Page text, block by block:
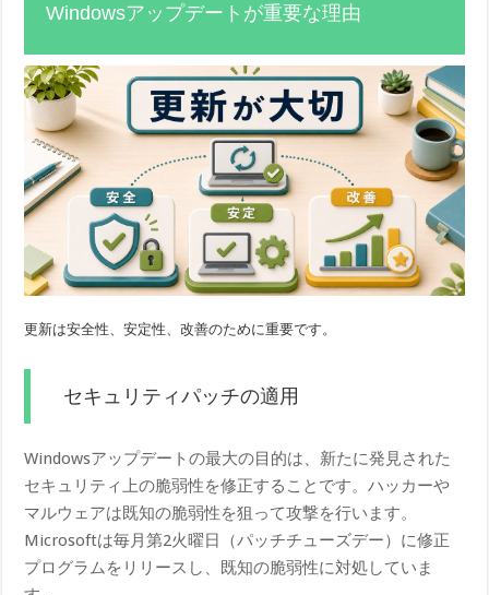
Windowsアップデートが重要な理由
更新は安全性、安定性、改善のために重要です。
セキュリティパッチの適用
Windowsアップデートの最大の目的は、新たに発見された
セキュリティ上の脆弱性を修正することです。ハッカーや
マルウェアは既知の脆弱性を狙って攻撃を行います。
Microsoftは毎月第2火曜日（パッチチューズデー）に修正
プログラムをリリースし、既知の脆弱性に対処していま